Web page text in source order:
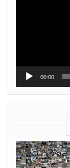
00:00